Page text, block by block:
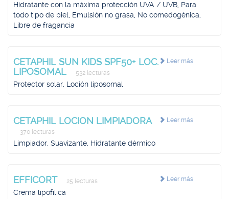
Hidratante con la máxima protección UVA / UVB, Para
todo tipo de piel, Emulsión no grasa, No comedogénica,
Libre de fragancia
Leer más
CETAPHIL SUN KIDS SPF50+ LOC.
LIPOSOMAL
532 lecturas
Protector solar, Loción liposomal
Leer más
CETAPHIL LOCION LIMPIADORA
370 lecturas
Limpiador, Suavizante, Hidratante dérmico
Leer más
EFFICORT 25 lecturas
Crema lipofílica